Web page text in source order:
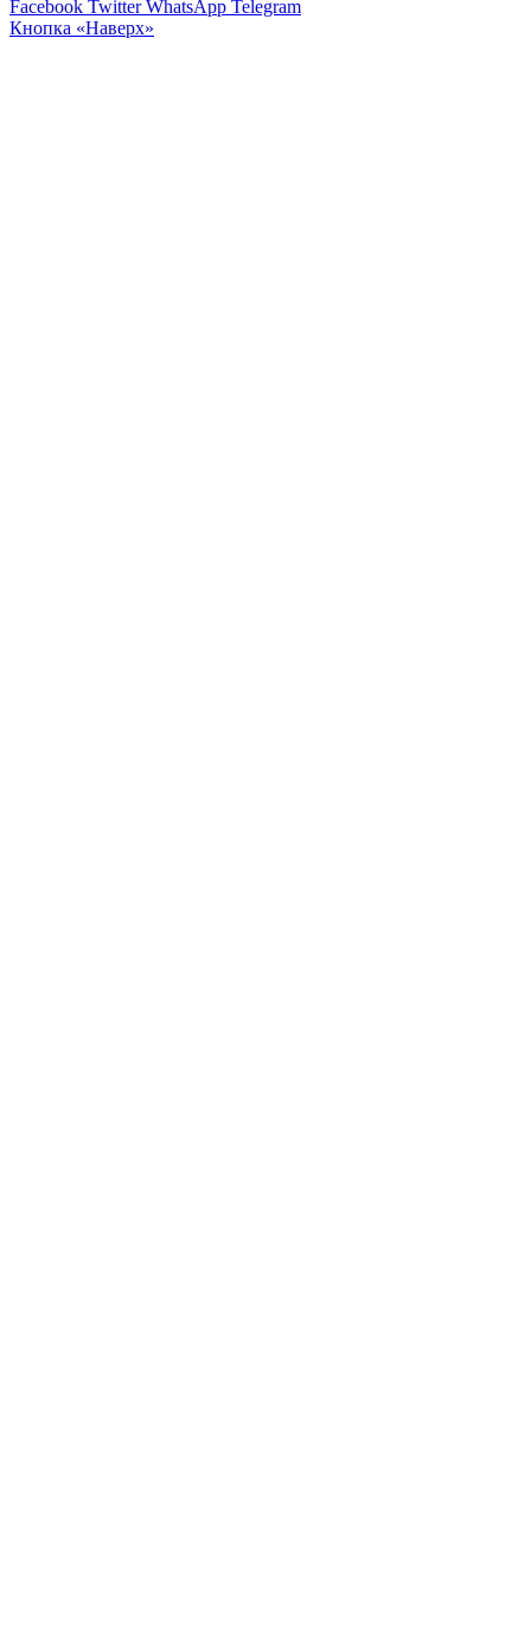
Facebook Twitter WhatsApp Telegram
Кнопка «Наверх»